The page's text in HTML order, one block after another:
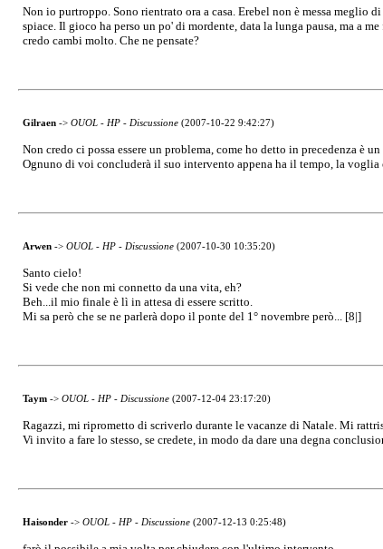
Non io purtroppo. Sono rientrato ora a casa. Erebel non è messa
spiace. Il gioco ha perso un po' di mordente, data la lunga pausa, ma a
credo cambi molto. Che ne pensate?
Gilraen-> OUOL - HP - Discussione (2007-10-22 9:42:27)
Non credo ci possa essere un problema, come ho detto in precedenza è
Ognuno di voi concluderà il suo intervento appena ha il tempo, la voglia
Arwen-> OUOL - HP - Discussione (2007-10-30 10:35:20)
Santo cielo!
Si vede che non mi connetto da una vita, eh?
Beh...il mio finale è lì in attesa di essere scritto.
Mi sa però che se ne parlerà dopo il ponte del 1° novembre però... [8|]
Taym-> OUOL - HP - Discussione (2007-12-04 23:17:20)
Ragazzi, mi riprometto di scriverlo durante le vacanze di Natale. Mi
Vi invito a fare lo stesso, se credete, in modo da dare una degna
Haisonder-> OUOL - HP - Discussione (2007-12-13 0:25:48)